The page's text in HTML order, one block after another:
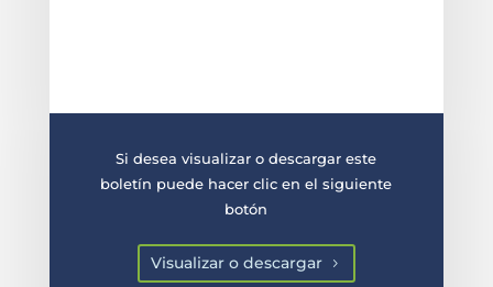
Si desea visualizar o descargar este
boletín puede hacer clic en el siguiente
botón
Visualizar o descargar